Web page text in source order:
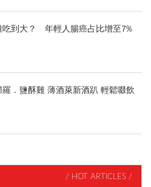
吃到大？ 年輕人腸癌占比增至7%
羅．鹽酥雞 薄酒萊新酒趴 輕鬆啜飲
/ HOT ARTICLES /